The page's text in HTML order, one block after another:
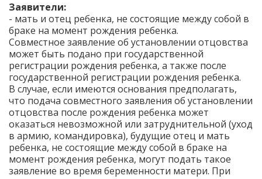
Заявители:
- мать и отец ребенка, не состоящие между собой в
браке на момент рождения ребенка.
Совместное заявление об установлении отцовства
может быть подано при государственной
регистрации рождения ребенка, а также после
государственной регистрации рождения ребенка.
В случае, если имеются основания предполагать,
что подача совместного заявления об установлении
отцовства после рождения ребенка может
оказаться невозможной или затруднительной (уход
в армию, командировка), будущие отец и мать
ребенка, не состоящие между собой в браке на
момент рождения ребенка, могут подать такое
заявление во время беременности матери. При